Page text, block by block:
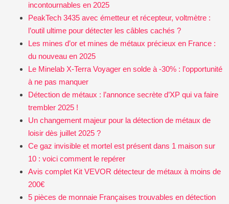
incontournables en 2025
PeakTech 3435 avec émetteur et récepteur, voltmètre :
l’outil ultime pour détecter les câbles cachés ?
Les mines d’or et mines de métaux précieux en France :
du nouveau en 2025
Le Minelab X-Terra Voyager en solde à -30% : l’opportunité
à ne pas manquer
Détection de métaux : l’annonce secrète d’XP qui va faire
trembler 2025 !
Un changement majeur pour la détection de métaux de
loisir dès juillet 2025 ?
Ce gaz invisible et mortel est présent dans 1 maison sur
10 : voici comment le repérer
Avis complet Kit VEVOR détecteur de métaux à moins de
200€
5 pièces de monnaie Françaises trouvables en détection